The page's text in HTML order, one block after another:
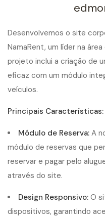
Desenvolvemos o site
NamaRent, um líder na
projeto inclui a criação de
eficaz com um módulo
veículos.
Principais Características:
Módulo de Reserva: A
módulo de reservas que
reservar e pagar pelo
através do site.
Design Responsivo: O
dispositivos, garantindo